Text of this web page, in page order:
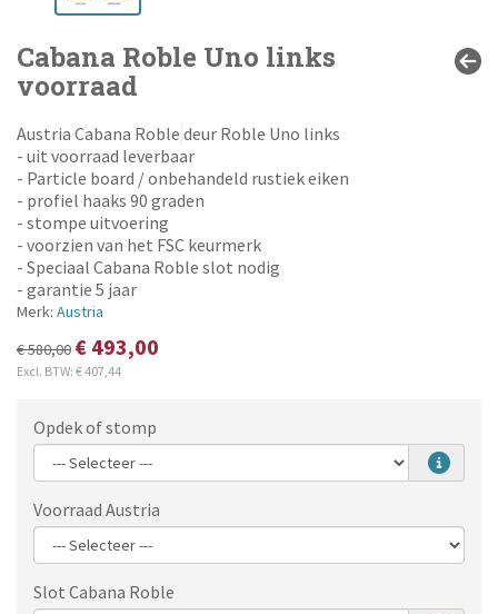
Cabana Roble Uno links
voorraad
Austria Cabana Roble deur Roble Uno links
- uit voorraad leverbaar
- Particle board / onbehandeld rustiek eiken
- profiel haaks 90 graden
- stompe uitvoering
- voorzien van het FSC keurmerk
- Speciaal Cabana Roble slot nodig
- garantie 5 jaar
Merk: Austria
€ 580,00 € 493,00
Excl. BTW: € 407,44
Opdek of stomp
Voorraad Austria
Slot Cabana Roble